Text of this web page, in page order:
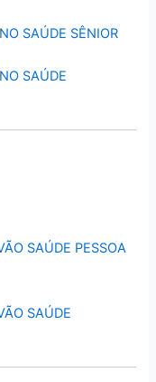
SAÚDE SÊNIOR
SAÚDE
SAÚDE PESSOA
SAÚDE